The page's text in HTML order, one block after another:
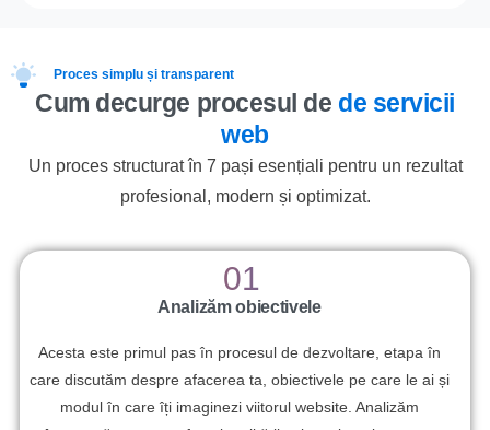
Proces simplu și transparent
Cum decurge procesul de de servicii
web
Un proces structurat în 7 pași esențiali pentru un rezultat
profesional, modern și optimizat.
01
Analizăm obiectivele
Acesta este primul pas în procesul de dezvoltare, etapa în
care discutăm despre afacerea ta, obiectivele pe care le ai și
modul în care îți imaginezi viitorul website. Analizăm